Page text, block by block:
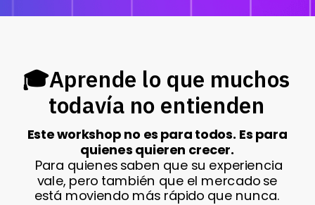
🎓Aprende lo que muchos
todavía no entienden
Este workshop no es para todos. Es para
quienes quieren crecer.
Para quienes saben que su experiencia
vale, pero también que el mercado se
está moviendo más rápido que nunca.